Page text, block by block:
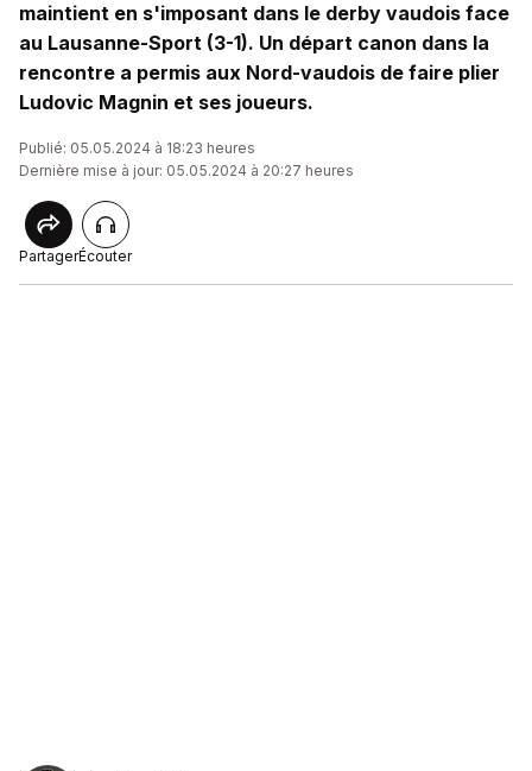
maintient en s'imposant dans le derby vaudois face
au Lausanne-Sport (3-1). Un départ canon dans la
rencontre a permis aux Nord-vaudois de faire plier
Ludovic Magnin et ses joueurs.
Publié: 05.05.2024 à 18:23 heures
Dernière mise à jour: 05.05.2024 à 20:27 heures
PartagerÉcouter